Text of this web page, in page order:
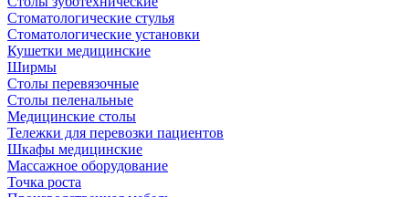
Стоматологические стулья
Стоматологические установки
Кушетки медицинские
Ширмы
Столы перевязочные
Столы пеленальные
Медицинские столы
Тележки для перевозки пациентов
Шкафы медицинские
Массажное оборудование
Точка роста